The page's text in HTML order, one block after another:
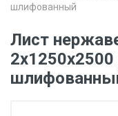
шлифованный
Лист